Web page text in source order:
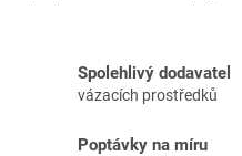
Spolehlivý dodavatel
vázacích prostředků
Poptávky na míru